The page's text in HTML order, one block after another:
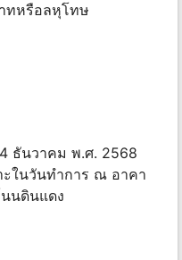
ทหรือลหุโทษ
ธันวาคม พ.ศ. 2568
ะในวันทําการ ณ อาคา
นดินแดง